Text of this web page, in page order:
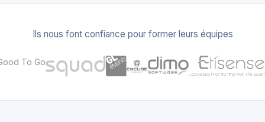
Ils nous font confiance pour former leurs équipes